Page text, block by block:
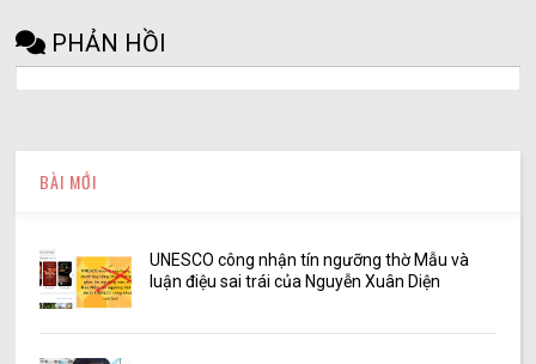
PHẢN HỒI
BÀI MỚI
UNESCO công nhận tín ngưỡng thờ Mẫu và
luận điệu sai trái của Nguyễn Xuân Diện